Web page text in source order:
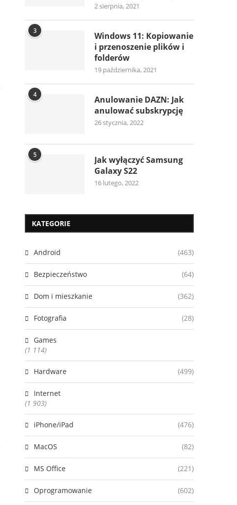
2 sierpnia, 2021
3
Windows 11: Kopiowanie
i przenoszenie plików i
folderów
19 października, 2021
4
Anulowanie DAZN: Jak
anulować subskrypcję
26 stycznia, 2022
5
Jak wyłączyć Samsung
Galaxy S22
16 lutego, 2022
KATEGORIE
Android (463)
Bezpieczeństwo (64)
Dom i mieszkanie (362)
Fotografia (28)
Games
(1 114)
Hardware (499)
Internet
(1 903)
iPhone/iPad (476)
MacOS (82)
MS Office (221)
Oprogramowanie (602)